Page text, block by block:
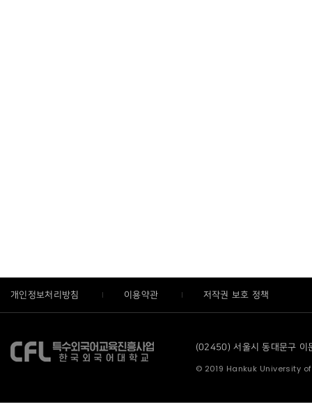
개인정보처리방침 이용약관 저작권 보호 정책
(02450) 서울시 동대문구
© 2019 Hankuk University